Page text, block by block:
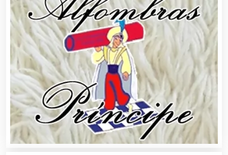
Artículos Publicitarios
Aseguradoras
Asesores Técnicos
Asesoría Fiscal